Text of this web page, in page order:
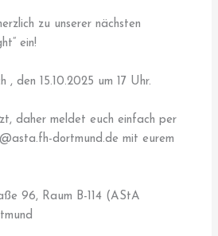
zu unserer nächsten
ein!
, den 15.10.2025 um 17 Uhr.
daher meldet euch einfach per
dortmund.de mit eurem
96, Raum B-114 (AStA